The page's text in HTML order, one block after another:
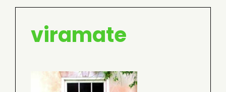
viramate